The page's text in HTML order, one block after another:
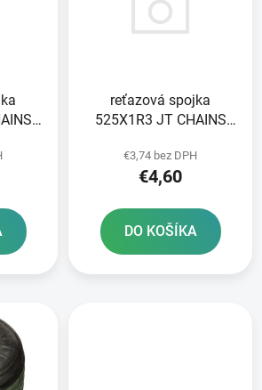
reťazová spojka
525X1R3 JT CHAINS
RIVET
€3,74 bez DPH
€4,60
DO KOŠÍKA